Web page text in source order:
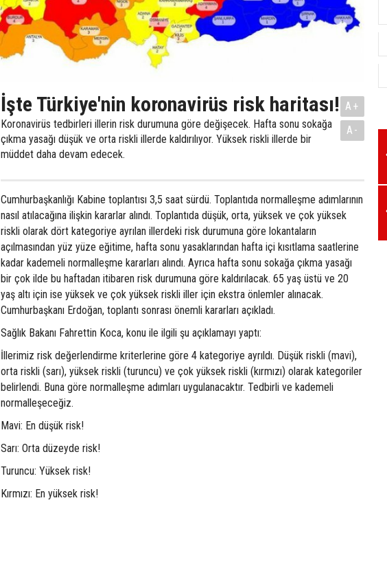
İşte Türkiye'nin koronavirüs risk haritası!
Koronavirüs tedbirleri illerin risk durumuna göre değişecek. Hafta sonu sokağa
çıkma yasağı düşük ve orta riskli illerde kaldırılıyor. Yüksek riskli illerde bir
müddet daha devam edecek.
A+
A-
Cumhurbaşkanlığı Kabine toplantısı 3,5 saat sürdü. Toplantıda normalleşme adımlarının
nasıl atılacağına ilişkin kararlar alındı. Toplantıda düşük, orta, yüksek ve çok yüksek
riskli olarak dört kategoriye ayrılan illerdeki risk durumuna göre lokantaların
açılmasından yüz yüze eğitime, hafta sonu yasaklarından hafta içi kısıtlama saatlerine
kadar kademeli normalleşme kararları alındı. Ayrıca hafta sonu sokağa çıkma yasağı
bir çok ilde bu haftadan itibaren risk durumuna göre kaldırılacak. 65 yaş üstü ve 20
yaş altı için ise yüksek ve çok yüksek riskli iller için ekstra önlemler alınacak.
Cumhurbaşkanı Erdoğan, toplantı sonrası önemli kararları açıkladı.
Sağlık Bakanı Fahrettin Koca, konu ile ilgili şu açıklamayı yaptı:
İllerimiz risk değerlendirme kriterlerine göre 4 kategoriye ayrıldı. Düşük riskli (mavi),
orta riskli (sarı), yüksek riskli (turuncu) ve çok yüksek riskli (kırmızı) olarak kategoriler
belirlendi. Buna göre normalleşme adımları uygulanacaktır. Tedbirli ve kademeli
normalleşeceğiz.
Mavi: En düşük risk!
Sarı: Orta düzeyde risk!
Turuncu: Yüksek risk!
Kırmızı: En yüksek risk!